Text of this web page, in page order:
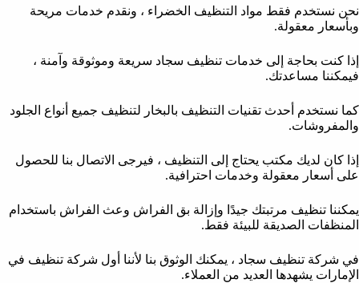
نحن نستخدم فقط مواد التنظيف الخضراء ، ونقدم خدمات مريحة
وبأسعار معقولة.
إذا كنت بحاجة إلى خدمات تنظيف سجاد سريعة وموثوقة وآمنة ،
فيمكننا مساعدتك.
كما نستخدم أحدث تقنيات التنظيف بالبخار لتنظيف جميع أنواع الجلود
والمفروشات.
إذا كان لديك مكتب يحتاج إلى التنظيف ، فيرجى الاتصال بنا للحصول
على أسعار معقولة وخدمات احترافية.
يمكننا تنظيف مرتبتك جيدًا وإزالة بق الفراش وعث الفراش باستخدام
المنظفات الصديقة للبيئة فقط.
في شركة تنظيف سجاد ، يمكنك الوثوق بنا لأننا أول شركة تنظيف في
الإمارات يشهدها العديد من العملاء.